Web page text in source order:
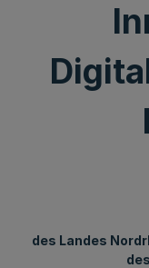
des Landes